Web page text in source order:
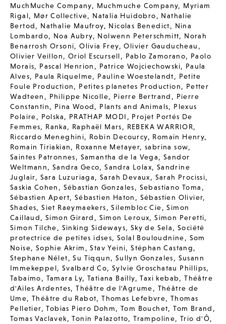
MuchMuche Company, Muchmuche Company, Myriam
Rigal, Mør Collective,Natalia Huidobro,Nathalie
Bertod,Nathalie Maufroy,Nicolas Benedict, Nina
Lombardo,Noa Aubry,Nolwenn Peterschmitt,Norah
Benarrosh Orsoni,Olivia Frey,Olivier Gauducheau ,
Olivier Veillon, Oriol Escursell, Pablo Zamorano, Paolo
Morais, Pascal Henrion , Patrice Wojciechowski, Paula
Alves, Paula Riquelme, Pauline Woestelandt, Petite
Foule Production, Petites planetes Production, Petter
Wadteen , Philippe Nicolle, Pierre Bertrand , Pierre
Constantin, Pina Wood, Plants and Animals, Plexus
Polaire, Polska, PRATHAP MODI , Projet Portés De
Femmes, Ranka, Raphaël Mars, REBEKA WARRIOR,
Riccardo Meneghini, Robin Decourcy, Romain Henry,
Romain Tiriakian, Roxanne Metayer,sabrina sow,
Saintes Patronnes, Samantha de la Vega,Sandor
Weltmann,Sandra Geco,Sandra Lolax, Sandrine
Juglair, Sara Luzuriaga,Sarah Devaux, Sarah Procissi,
Saskia Cohen , Sébastian Gonzales, Sebastiano Toma ,
Sébastien Apert, Sébastien Haton , Sébastien Olivier,
Shades,Siet Raeymaekers,Silembloc Cie,Simon
Caillaud,Simon Girard , Simon Leroux,Simon Peretti,
Simon Tilche, Sinking Sideways, Sky de Sela,Société
protectrice de petites idses,Solal Bouloudnine, Som
Noise, Sophie Akrim ,Stav Yeini,Stéphan Castang,
Stephane Nélet,Su Tiqqun, Sullyn Gonzales, Susann
Immekeppel, Svalbard Co,Sylvie Groschatau Phillips,
Tabaimo, Tamara Ly,Tatiana Bailly,Taxi kebab,Théâtre
d'Ailes Ardentes,Théâtre de l'Agrume, Théâtre de
Ume,Théâtre du Rabot,Thomas Lefebvre,Thomas
Pelletier,Tobias Piero Dohm,Tom Bouchet,Tom Brand ,
Tomas Vaclavek,Tonin Palazotto,Trampoline,Trio d'Ô,